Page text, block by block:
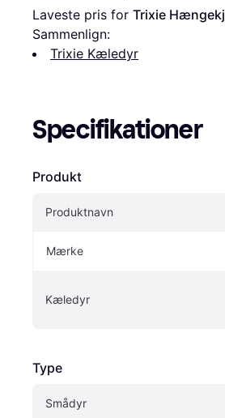
Laveste pris for Trixie Hængekj
Sammenlign:
Trixie Kæledyr
Specifikationer
Produkt
Produktnavn
Mærke
Kæledyr
Type
Smådyr